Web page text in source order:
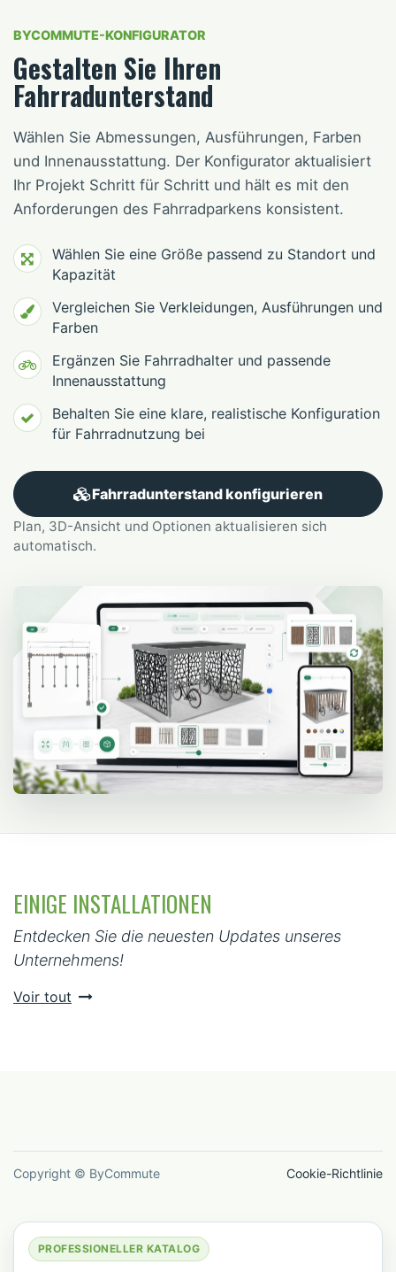
BYCOMMUTE-KONFIGURATOR
Gestalten Sie Ihren
Fahrradunterstand
Wählen Sie Abmessungen, Ausführungen, Farben
und Innenausstattung. Der Konfigurator aktualisiert
Ihr Projekt Schritt für Schritt und hält es mit den
Anforderungen des Fahrradparkens konsistent.
Wählen Sie eine Größe passend zu Standort und
Kapazität
Vergleichen Sie Verkleidungen, Ausführungen und
Farben
Ergänzen Sie Fahrradhalter und passende
Innenausstattung
Behalten Sie eine klare, realistische Konfiguration
für Fahrradnutzung bei
Fahrradunterstand konfigurieren
Plan, 3D-Ansicht und Optionen aktualisieren sich
automatisch.
EINIGE INSTALLATIONEN
Entdecken Sie die neuesten Updates unseres
Unternehmens!
Voir tout
Copyright © ByCommute Cookie-Richtlinie
PROFESSIONELLER KATALOG